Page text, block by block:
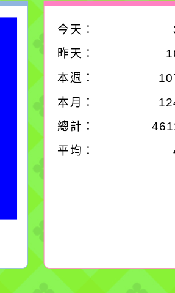
作者：網路小語
在實現理想的路途中，
必須排除一切干擾，特
別是要看清那些美麗的
今天：
昨天：
本週：
本月：
總計：
平均：